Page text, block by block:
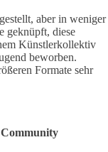
aber in weniger
geknüpft, diese
Künstlerkollektiv
beworben.
Formate sehr